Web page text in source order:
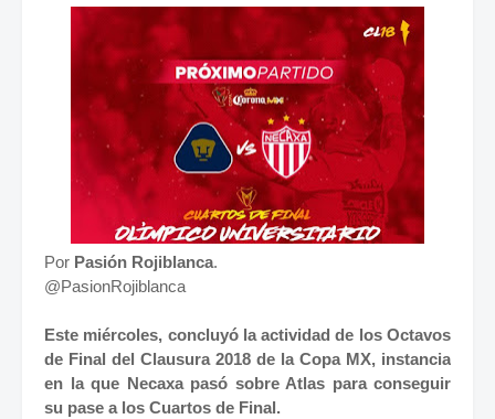
Por Pasión Rojiblanca.
@PasionRojiblanca
Este miércoles, concluyó la actividad de los Octavos
de Final del Clausura 2018 de la Copa MX, instancia
en la que Necaxa pasó sobre Atlas para conseguir
su pase a los Cuartos de Final.